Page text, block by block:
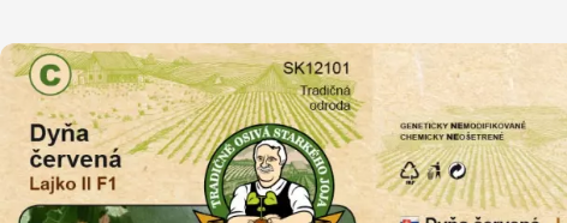
Jehličnany